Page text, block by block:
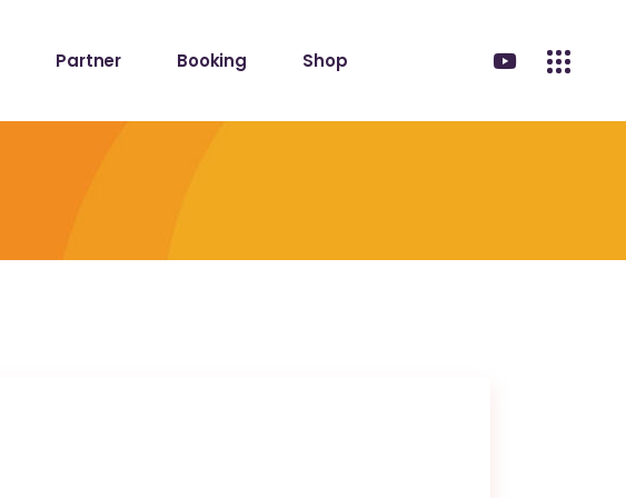
Partner Booking Shop